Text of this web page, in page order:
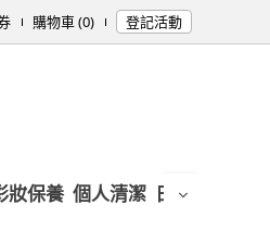
購物車 (0) 登記活動
妝保養 個人清潔 日用/紙品